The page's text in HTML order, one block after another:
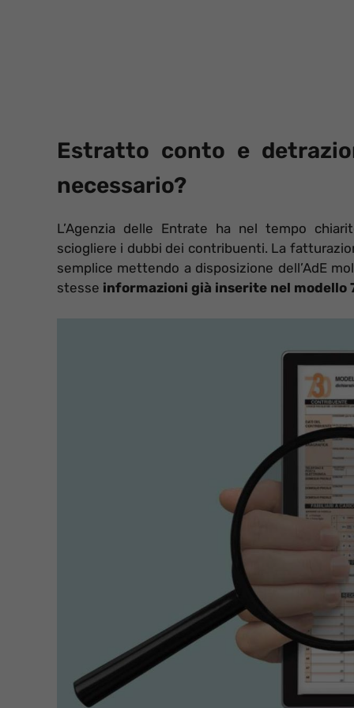
Estratto conto e
necessario?
L’Agenzia delle Entrate ha nel tempo
sciogliere i dubbi dei contribuenti. La
semplice mettendo a disposizione dell’AdE
stesse informazioni già inserite nel modello